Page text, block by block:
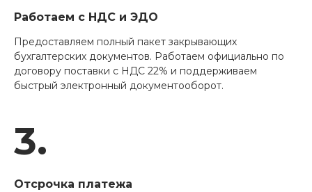
Работаем с НДС и ЭДО
Предоставляем полный пакет закрывающих
бухгалтерских документов. Работаем официально по
договору поставки с НДС 22% и поддерживаем
быстрый электронный документооборот.
3.
Отсрочка платежа